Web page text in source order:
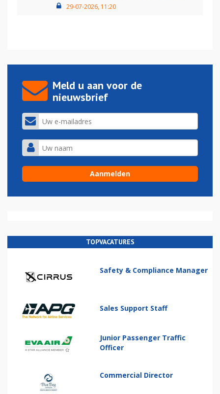
29-07-2026, 11:20
Meld u aan voor de
nieuwsbrief
TOPVACATURES
Safety & Compliance Manager
Sales Support Staff
Junior Passenger Traffic
Officer
Commercial Director